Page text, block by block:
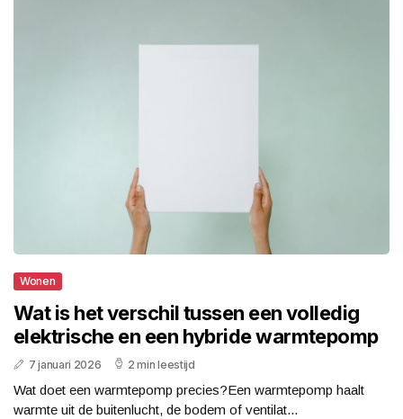
Wonen
Wat is het verschil tussen een volledig
elektrische en een hybride warmtepomp
7 januari 2026 2 min leestijd
Wat doet een warmtepomp precies?Een warmtepomp haalt
warmte uit de buitenlucht, de bodem of ventilat...